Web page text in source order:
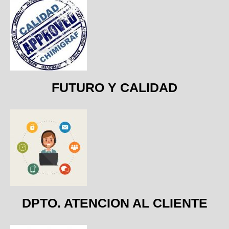
FUTURO Y CALIDAD
DPTO. ATENCION AL CLIENTE